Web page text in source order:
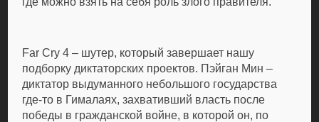
Far Cry 4 – шутер, который завершает нашу
подборку диктаторских проектов. Пэйган Мин –
диктатор выдуманного небольшого государства
где-то в Гималаях, захвативший власть после
победы в гражданской войне, в которой он, по